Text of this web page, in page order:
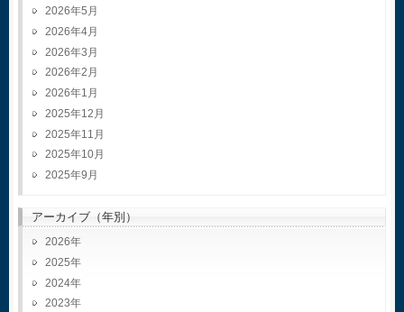
2026年5月
2026年4月
2026年3月
2026年2月
2026年1月
2025年12月
2025年11月
2025年10月
2025年9月
アーカイブ（年別）
2026
2025
2024
2023